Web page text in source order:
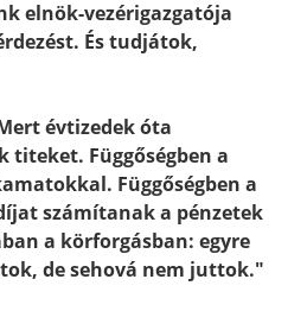
elnök-vezérigazgatója
És tudjátok,
évtizedek óta
titeket. Függőségben a
Függőségben a
számítanak a pénzetek
a körforgásban: egyre
de sehová nem juttok."